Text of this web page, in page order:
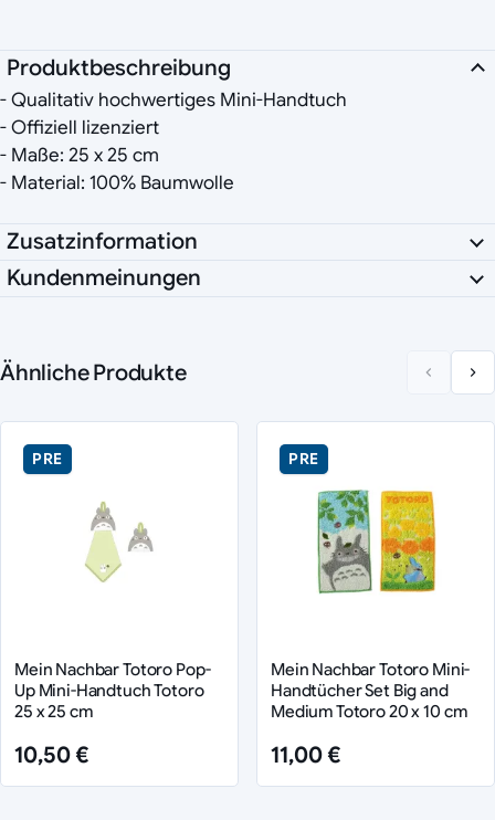
Produktbeschreibung
- Qualitativ hochwertiges Mini-Handtuch
- Offiziell lizenziert
- Maße: 25 x 25 cm
- Material: 100% Baumwolle
Zusatzinformation
Kundenmeinungen
Ähnliche Produkte
PRE
Mein Nachbar Totoro Pop-
Up Mini-Handtuch Totoro
25 x 25 cm
10,50 €
PRE
Mein Nachbar Totoro Mini-
Handtücher Set Big and
Medium Totoro 20 x 10 cm
11,00 €